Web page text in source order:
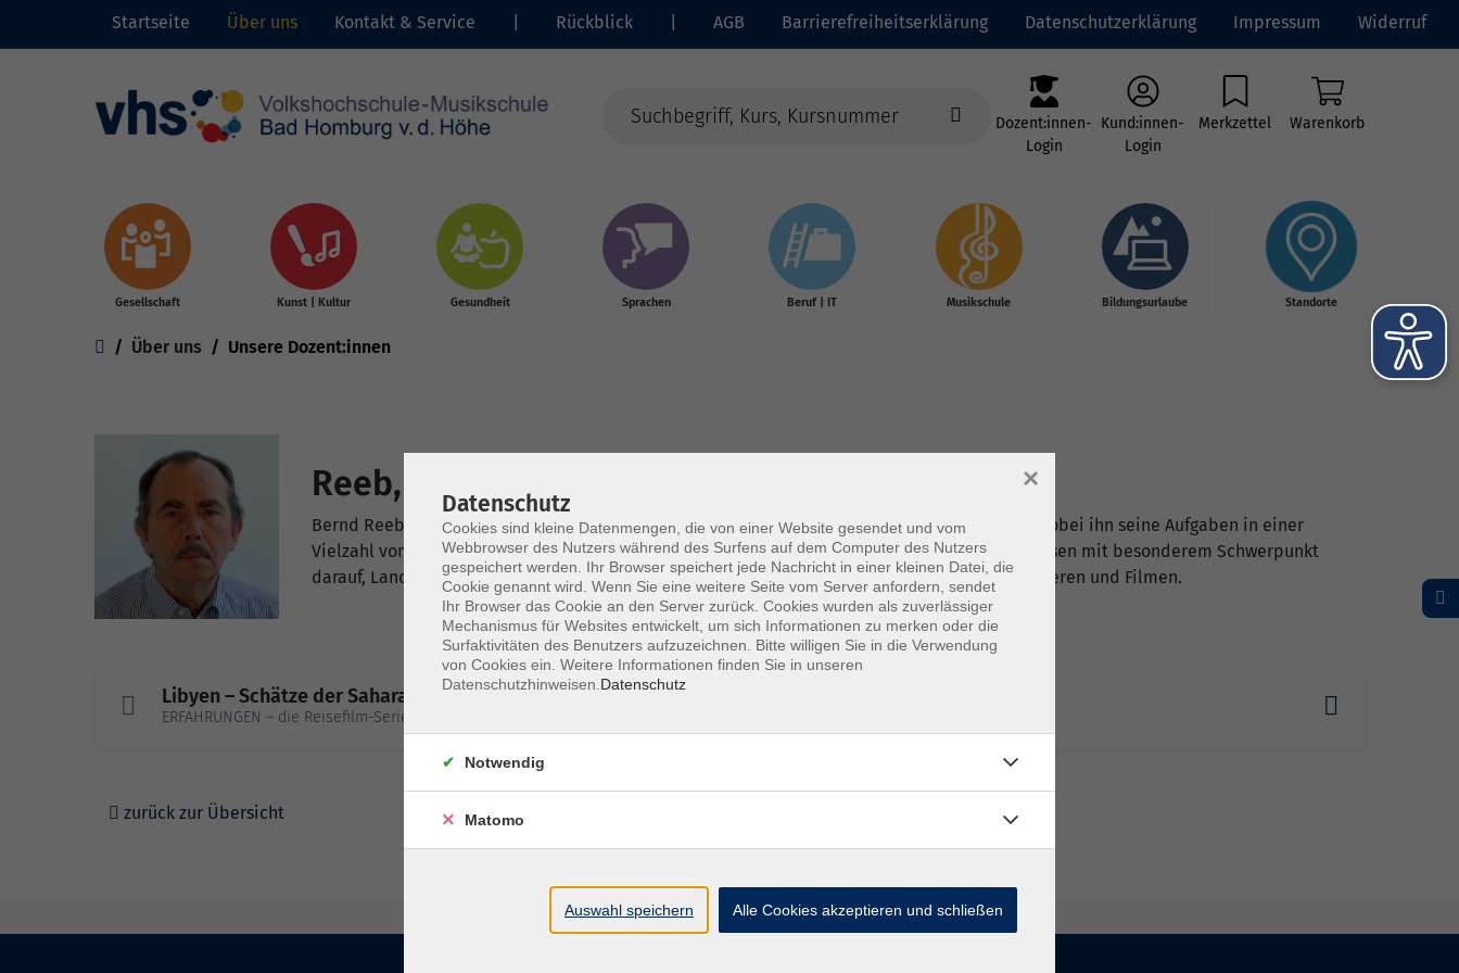
Startseite Über uns Kontakt & Service Rückblick AGB Barrierefreiheitserklärung Datenschutzerklärung Impressum Widerruf
Dozent:innen-
Login
Kund:innen-
Login
Merkzettel Warenkorb
Gesellschaft Kunst | Kultur Gesundheit Sprachen Beruf | IT Musikschule Bildungsurlaube Standorte
You are here:
Über uns Unsere Dozent:innen
Reeb, Bernd
Bernd Reeb, Dipl.-Ing. Maschinenbau, war bis Ende 2016 beruflich im Großanlagenbau tätig, wobei ihn seine Aufgaben in einer
Vielzahl von Ländern weltweit tätig werden ließen. In seiner Freizeit organisiert er private Reisen mit besonderem Schwerpunkt
darauf, Land und Leute intensiv und authentisch kennenzulernen. Seine Hobbys sind Fotografieren und Filmen.
Libyen – Schätze der Sahara
ERFAHRUNGEN – die Reisefilm-Serie von Bernd Reeb
zurück zur Übersicht
Datenschutz
Cookies sind kleine Datenmengen, die von einer Website gesendet und vom
Webbrowser des Nutzers während des Surfens auf dem Computer des Nutzers
gespeichert werden. Ihr Browser speichert jede Nachricht in einer kleinen Datei, die
Cookie genannt wird. Wenn Sie eine weitere Seite vom Server anfordern, sendet
Ihr Browser das Cookie an den Server zurück. Cookies wurden als zuverlässiger
Mechanismus für Websites entwickelt, um sich Informationen zu merken oder die
Surfaktivitäten des Benutzers aufzuzeichnen. Bitte willigen Sie in die Verwendung
von Cookies ein. Weitere Informationen finden Sie in unseren
Datenschutzhinweisen. Datenschutz
×
Notwendig
Matomo
Auswahl speichern Alle Cookies akzeptieren und schließen